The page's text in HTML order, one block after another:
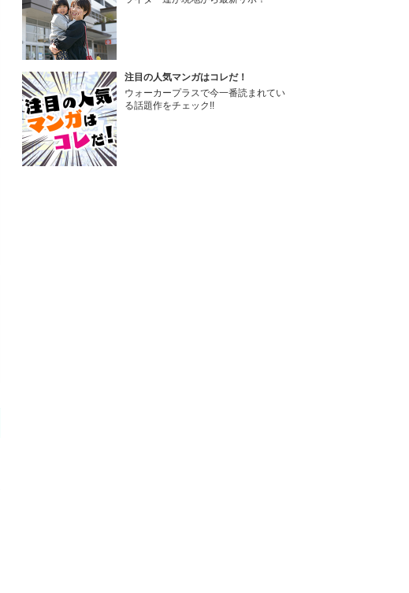
注目の人気マンガはコレだ！
ウォーカープラスで今一番読まれてい
る話題作をチェック!!